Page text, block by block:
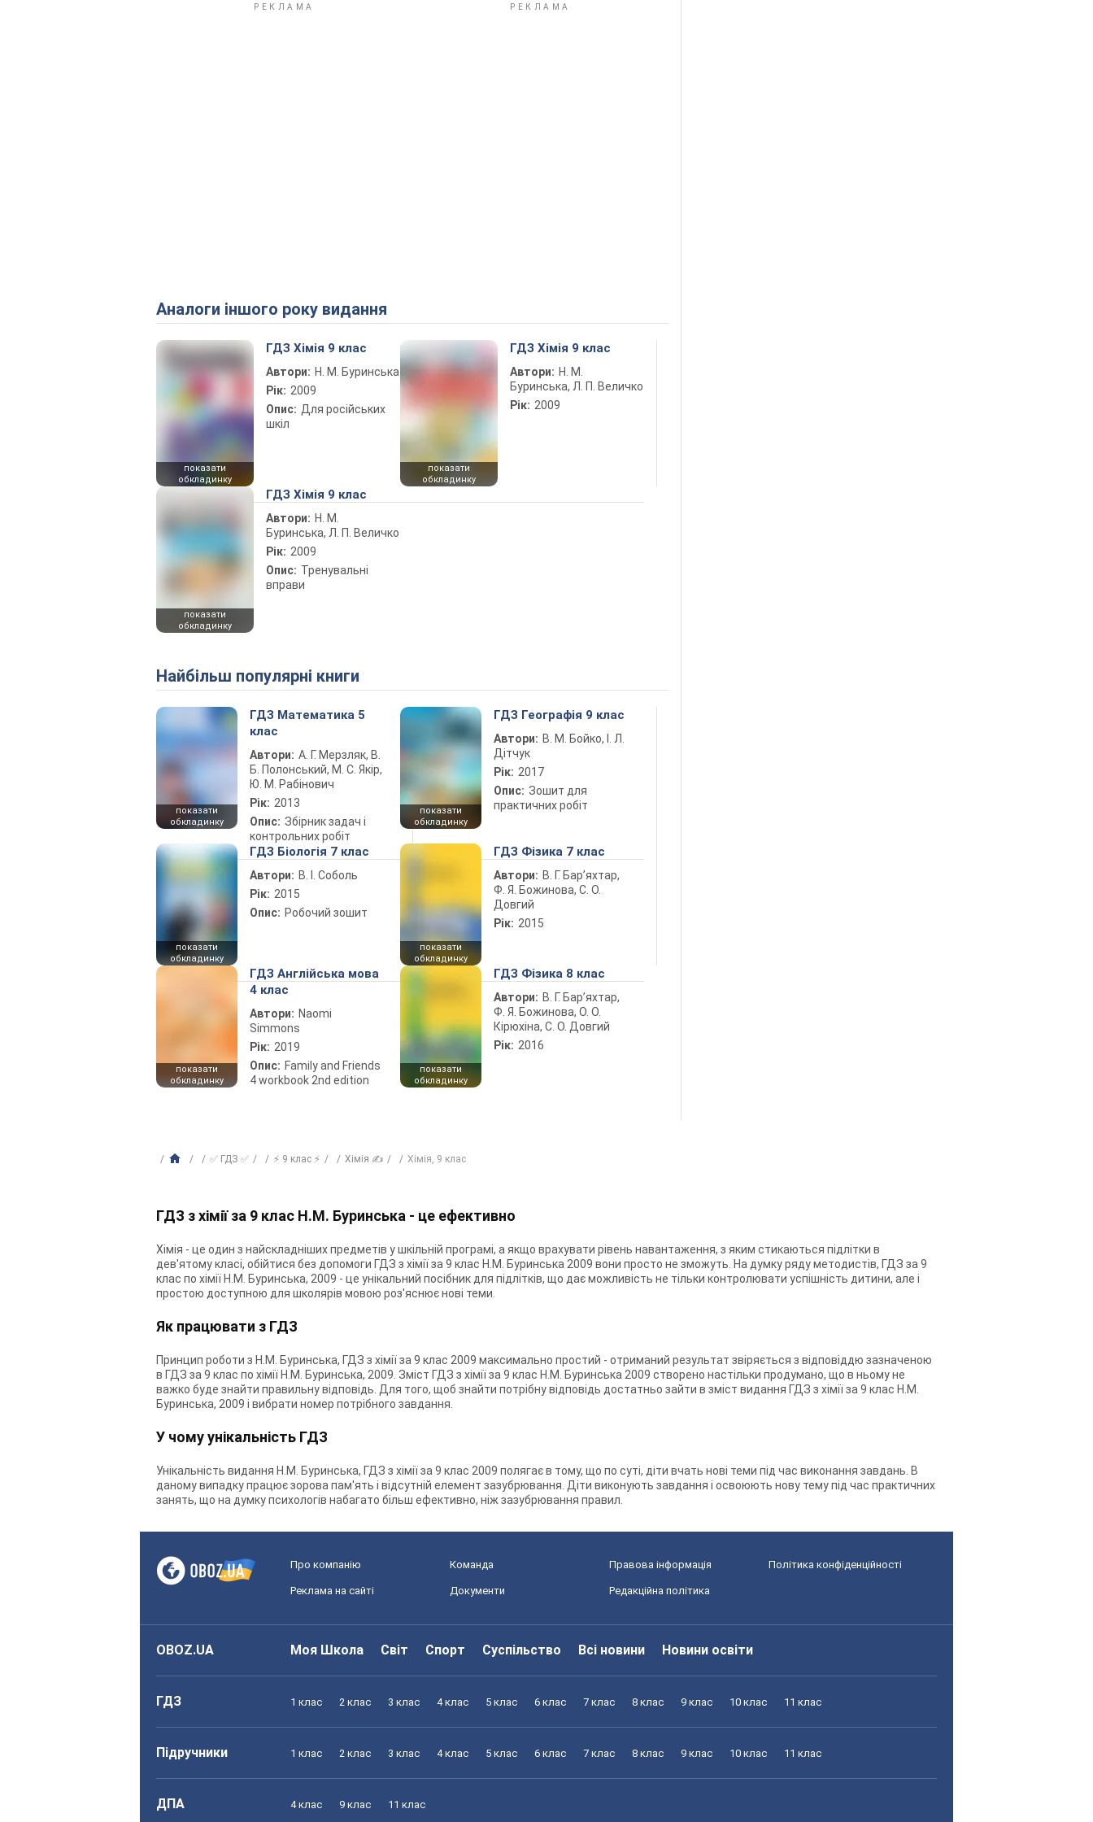
Аналоги іншого року видання
показати
обкладинку
ГДЗ Хімія 9 клас
Автори: Н. М. Буринська
Рік: 2009
Опис: Для російських
шкіл
показати
обкладинку
ГДЗ Хімія 9 клас
Автори: Н. М.
Буринська, Л. П. Величко
Рік: 2009
показати
обкладинку
ГДЗ Хімія 9 клас
Автори: Н. М.
Буринська, Л. П. Величко
Рік: 2009
Опис: Тренувальні
вправи
Найбільш популярні книги
показати
обкладинку
ГДЗ Математика 5
клас
Автори: А. Г. Мерзляк, В.
Б. Полонський, М. С. Якір,
Ю. М. Рабінович
Рік: 2013
Опис: Збірник задач і
контрольних робіт
показати
обкладинку
ГДЗ Географія 9 клас
Автори: В. М. Бойко, І. Л.
Дітчук
Рік: 2017
Опис: Зошит для
практичних робіт
показати
обкладинку
ГДЗ Біологія 7 клас
Автори: В. І. Соболь
Рік: 2015
Опис: Робочий зошит
показати
обкладинку
ГДЗ Фізика 7 клас
Автори: В. Г. Бар’яхтар,
Ф. Я. Божинова, С. О.
Довгий
Рік: 2015
показати
обкладинку
ГДЗ Англійська мова
4 клас
Автори: Naomi
Simmons
Рік: 2019
Опис: Family and Friends
4 workbook 2nd edition
показати
обкладинку
ГДЗ Фізика 8 клас
Автори: В. Г. Бар’яхтар,
Ф. Я. Божинова, О. О.
Кірюхіна, С. О. Довгий
Рік: 2016
✅ ГДЗ ✅ ⚡ 9 клас ⚡ Хімія ✍ Хiмiя, 9 клас
ГДЗ з хімії за 9 клас Н.М. Буринська - це ефективно
Хімія - це один з найскладніших предметів у шкільній програмі, а якщо врахувати рівень навантаження, з яким стикаються підлітки в
дев'ятому класі, обійтися без допомоги ГДЗ з хімії за 9 клас Н.М. Буринська 2009 вони просто не зможуть. На думку ряду методистів, ГДЗ за 9
клас по хімії Н.М. Буринська, 2009 - це унікальний посібник для підлітків, що дає можливість не тільки контролювати успішність дитини, але і
простою доступною для школярів мовою роз'яснює нові теми.
Як працювати з ГДЗ
Принцип роботи з Н.М. Буринська, ГДЗ з хімії за 9 клас 2009 максимально простий - отриманий результат звіряється з відповіддю зазначеною
в ГДЗ за 9 клас по хімії Н.М. Буринська, 2009. Зміст ГДЗ з хімії за 9 клас Н.М. Буринська 2009 створено настільки продумано, що в ньому не
важко буде знайти правильну відповідь. Для того, щоб знайти потрібну відповідь достатньо зайти в зміст видання ГДЗ з хімії за 9 клас Н.М.
Буринська, 2009 і вибрати номер потрібного завдання.
У чому унікальність ГДЗ
Унікальність видання Н.М. Буринська, ГДЗ з хімії за 9 клас 2009 полягає в тому, що по суті, діти вчать нові теми під час виконання завдань. В
даному випадку працює зорова пам'ять і відсутній елемент зазубрювання. Діти виконують завдання і освоюють нову тему під час практичних
занять, що на думку психологів набагато більш ефективно, ніж зазубрювання правил.
Про компанію Команда Правова інформація Політика конфіденційності
Реклама на сайті Документи Редакційна політика
OBOZ.UA Моя Школа Світ Спорт Суспільство Всі новини Новини освіти
ГДЗ 1 клас 2 клас 3 клас 4 клас 5 клас 6 клас 7 клас 8 клас 9 клас 10 клас 11 клас
Підручники 1 клас 2 клас 3 клас 4 клас 5 клас 6 клас 7 клас 8 клас 9 клас 10 клас 11 клас
ДПА 4 клас 9 клас 11 клас